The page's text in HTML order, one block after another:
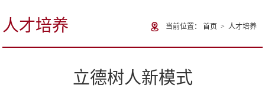
人才培养 当前位置： 首页> 人才培养
立德树人新模式